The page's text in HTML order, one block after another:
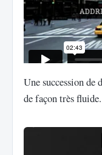
Une succession de
de façon très fluide.